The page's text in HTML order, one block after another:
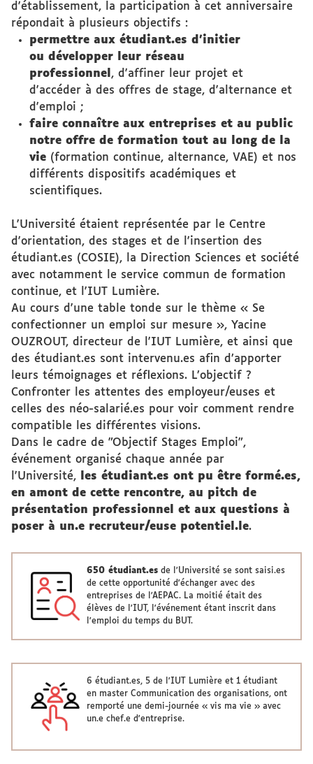
d'établissement, la participation à cet anniversaire
répondait à plusieurs objectifs :
permettre aux étudiant.es d'initier
ou développer leur réseau
professionnel , d'affiner leur projet et
d'accéder à des offres de stage, d'alternance et
d'emploi ;
faire connaître aux entreprises et au public
notre offre de formation tout au long de la
vie (formation continue, alternance, VAE) et nos
différents dispositifs académiques et
scientifiques.
L'Université étaient représentée par le Centre
d'orientation, des stages et de l'insertion des
étudiant.es (COSIE), la Direction Sciences et société
avec notamment le service commun de formation
continue, et l'IUT Lumière.
Au cours d'une table tonde sur le thème « Se
confectionner un emploi sur mesure », Yacine
OUZROUT, directeur de l'IUT Lumière, et ainsi que
des étudiant.es sont intervenu.es afin d’apporter
leurs témoignages et réflexions. L’objectif ?
Confronter les attentes des employeur/euses et
celles des néo-salarié.es pour voir comment rendre
compatible les différentes visions.
Dans le cadre de "Objectif Stages Emploi",
événement organisé chaque année par
l'Université,
les étudiant.es ont pu être formé.es,
en amont de cette rencontre, au pitch de
présentation professionnel et aux questions à
poser à un.e recruteur/euse potentiel.le.
650 étudiant.es de l'Université se sont saisi.es
de cette opportunité d'échanger avec des
entreprises de l'AEPAC. La moitié était des
élèves de l'IUT, l'événement étant inscrit dans
l'emploi du temps du BUT.
6 étudiant.es, 5 de l'IUT Lumière et 1 étudiant
en master Communication des organisations, ont
remporté une demi-journée « vis ma vie » avec
un.e chef.e d'entreprise.